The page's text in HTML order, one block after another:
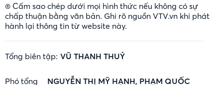
® Cấm sao chép dưới mọi hình thức nếu không có sự
chấp thuận bằng văn bản. Ghi rõ nguồn VTV.vn khi phát
hành lại thông tin từ website này.
Tổng biên tập: VŨ THANH THUỶ
Phó tổng NGUYỄN THỊ MỸ HẠNH, PHẠM QUỐC